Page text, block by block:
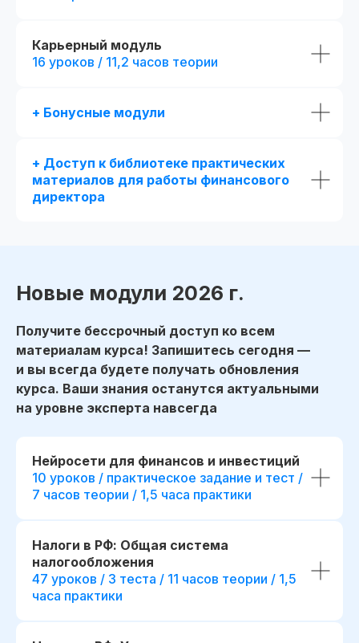
Карьерный модуль
16 уроков / 11,2 часов теории
+ Бонусные модули
+ Доступ к библиотеке практических
материалов для работы финансового
директора
Новые модули 2026 г.
Получите бессрочный доступ ко всем
материалам курса! Запишитесь сегодня —
и вы всегда будете получать обновления
курса. Ваши знания останутся актуальными
на уровне эксперта навсегда
Нейросети для финансов и инвестиций
10 уроков / практическое задание и тест /
7 часов теории / 1,5 часа практики
Налоги в РФ: Общая система
налогообложения
47 уроков / 3 теста / 11 часов теории / 1,5
часа практики
fr111307.005
r111307.005/мес
Беспроцентная рассрочка на 18 месяцев
при полной оплате
Дополнительная скидка 9 800 ₽
00 00
дней
00
часов минута
00
секунда